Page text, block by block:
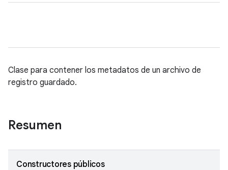
Clase para contener los metadatos de un archivo de
registro guardado.
Resumen
Constructores públicos